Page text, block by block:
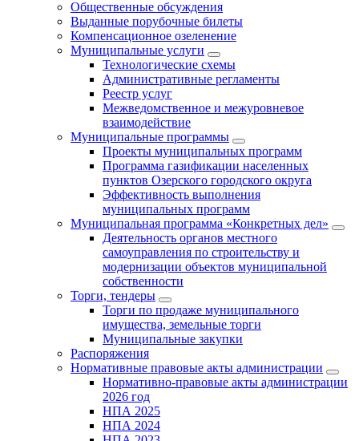
Общественные обсуждения
Выданные порубочные билеты
Компенсационное озеленение
Муниципальные услуги
Технологические схемы
Административные регламенты
Реестр услуг
Межведомственное и межуровневое
взаимодействие
Муниципальные программы
Проекты муниципальных программ
Программа газификации населенных
пунктов Озерского городского округа
Эффективность выполнения
муниципальных программ
Муниципальная программа «Конкретных дел»
Деятельность органов местного
самоуправления по строительству и
модернизации объектов муниципальной
собственности
Торги, тендеры
Торги по продаже муниципального
имущества, земельные торги
Муниципальные закупки
Распоряжения
Нормативные правовые акты администрации
Нормативно-правовые акты администрации
2026 год
НПА 2025
НПА 2024